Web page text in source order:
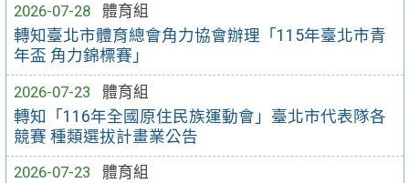
2026-07-28
體育組
轉知臺北市體育總會角力協會辦理「115年臺北市青
年盃 角力錦標賽」
2026-07-23
體育組
轉知「116年全國原住民族運動會」臺北市代表隊各
競賽 種類選拔計畫業公告
2026-07-23
體育組